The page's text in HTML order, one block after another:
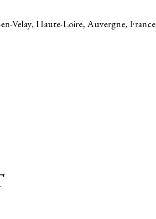
Velay, Haute-Loire, Auvergne, France